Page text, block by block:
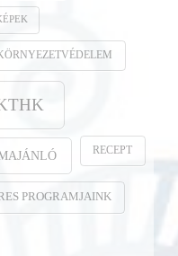
RECEPT
PROGRAMJAINK